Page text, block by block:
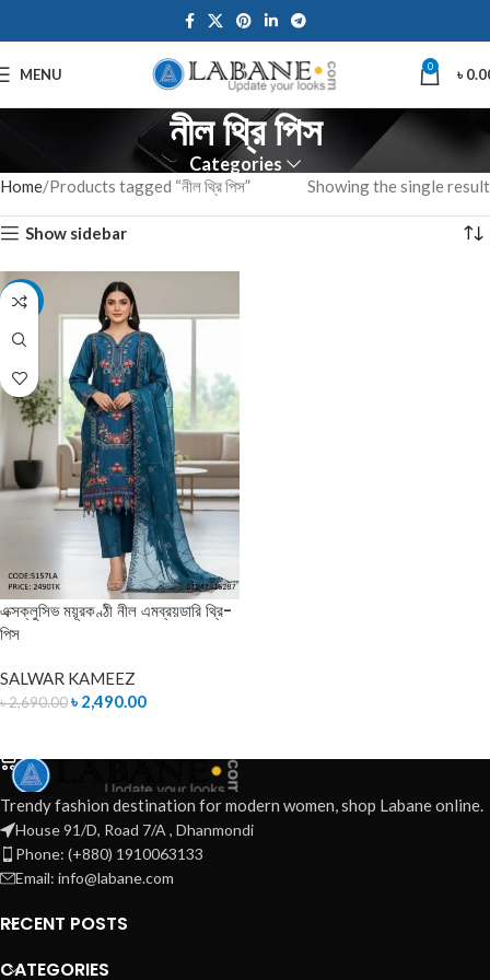
MENU 0 ৳
নীল থ্রি পিস
Categories
Home Products tagged “নীল থ্রি পিস” Showing the single result
Show sidebar
-7%
এক্সক্লুসিভ ময়ূরকণ্ঠী নীল এমব্রয়ডারি থ্রি-
পিস
SALWAR KAMEEZ
৳2,690.00৳ 2,490.00
Trendy fashion destination for modern women, shop Labane online.
House 91/D, Road 7/A , Dhanmondi
Phone: (+880) 1910063133
Email: info@labane.com
RECENT POSTS
CATEGORIES